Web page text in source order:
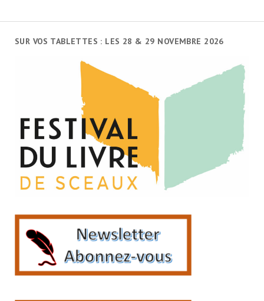
SUR VOS TABLETTES : LES 28 & 29 NOVEMBRE 2026